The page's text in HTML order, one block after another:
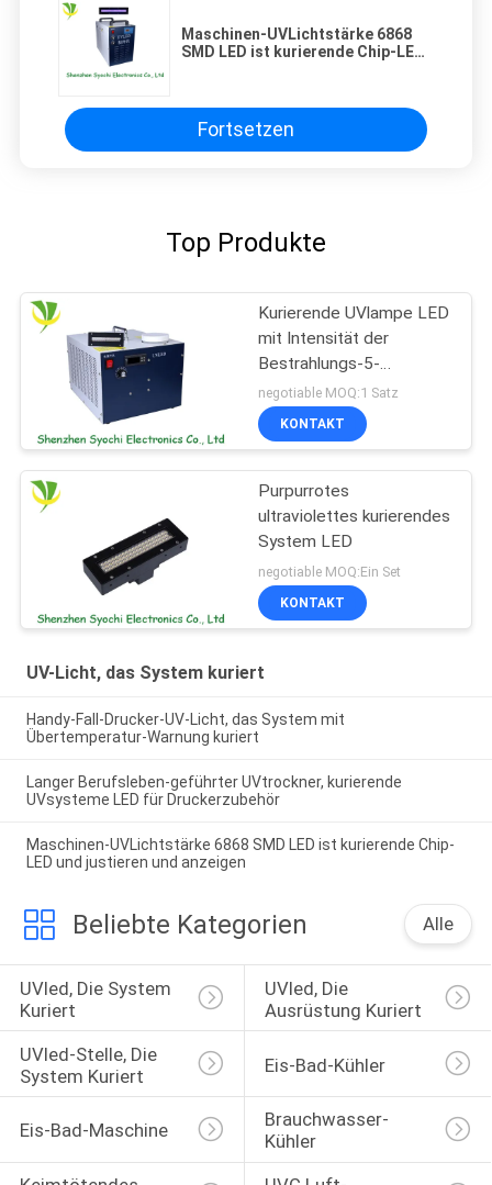
Maschinen-UVLichtstärke 6868
SMD LED ist kurierende Chip-LED
Fortsetzen
Top Produkte
Kurierende UVlampe LED
mit Intensität der
Bestrahlungs-5-
12w/Cm2
negotiable MOQ:1 Satz
KONTAKT
Purpurrotes
ultraviolettes kurierendes
System LED
negotiable MOQ:Ein Set
KONTAKT
UV-Licht, das System kuriert
Handy-Fall-Drucker-UV-Licht, das System mit
Übertemperatur-Warnung kuriert
Langer Berufsleben-geführter UVtrockner, kurierende
UVsysteme LED für Druckerzubehör
Maschinen-UVLichtstärke 6868 SMD LED ist kurierende Chip-
LED und justieren und anzeigen
Beliebte Kategorien Alle
UVled, Die System
Kuriert
UVled, Die
Ausrüstung Kuriert
UVled-Stelle, Die
System Kuriert
Eis-Bad-Kühler
Eis-Bad-Maschine
Brauchwasser-
Kühler